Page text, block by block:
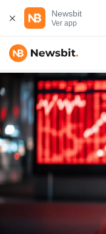
Newsbit
Ver app